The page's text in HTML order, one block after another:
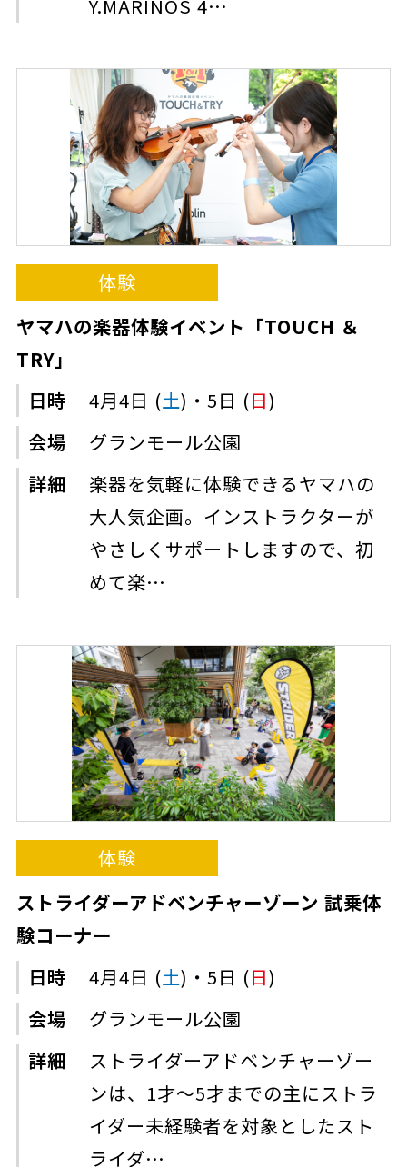
Y.MARINOS 4…
体験
ヤマハの楽器体験イベント「TOUCH ＆
TRY」
日時 4月4日 (土)・5日 (日)
会場
グランモール公園
詳細
楽器を気軽に体験できるヤマハの
大人気企画。インストラクターが
やさしくサポートしますので、初
めて楽…
体験
ストライダーアドベンチャーゾーン 試乗体
験コーナー
日時 4月4日 (土)・5日 (日)
会場
グランモール公園
詳細
ストライダーアドベンチャーゾー
ンは、1才～5才までの主にストラ
イダー未経験者を対象としたスト
ライダ…